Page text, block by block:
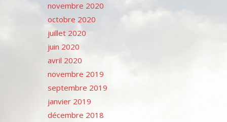
novembre 2020
octobre 2020
juillet 2020
juin 2020
avril 2020
novembre 2019
septembre 2019
janvier 2019
décembre 2018